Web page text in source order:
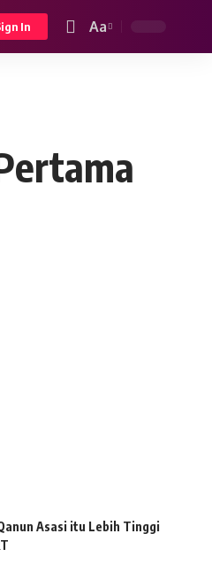
In
Font
Aa
Asasi itu Lebih Tinggi